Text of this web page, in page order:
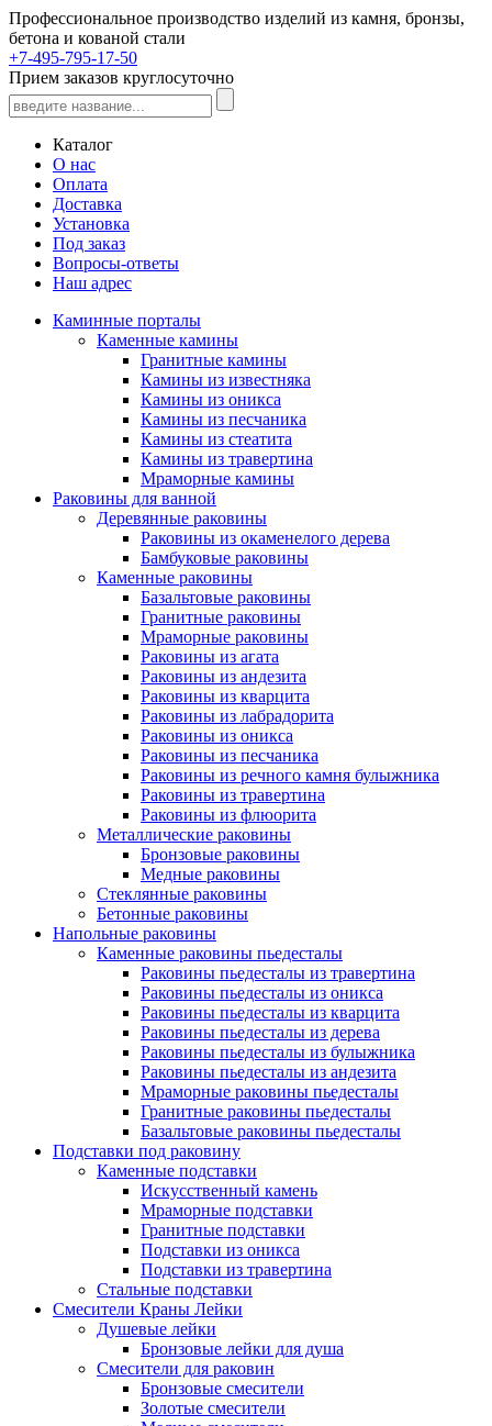
Профессиональное производство изделий из камня, бронзы,
бетона и кованой стали
+7-495-795-17-50
Прием заказов круглосуточно
Каталог
О нас
Оплата
Доставка
Установка
Под заказ
Вопросы-ответы
Наш адрес
Каминные порталы
Каменные камины
Гранитные камины
Камины из известняка
Камины из оникса
Камины из песчаника
Камины из стеатита
Камины из травертина
Мраморные камины
Раковины для ванной
Деревянные раковины
Раковины из окаменелого дерева
Бамбуковые раковины
Каменные раковины
Базальтовые раковины
Гранитные раковины
Мраморные раковины
Раковины из агата
Раковины из андезита
Раковины из кварцита
Раковины из лабрадорита
Раковины из оникса
Раковины из песчаника
Раковины из речного камня булыжника
Раковины из травертина
Раковины из флюорита
Металлические раковины
Бронзовые раковины
Медные раковины
Стеклянные раковины
Бетонные раковины
Напольные раковины
Каменные раковины пьедесталы
Раковины пьедесталы из травертина
Раковины пьедесталы из оникса
Раковины пьедесталы из кварцита
Раковины пьедесталы из дерева
Раковины пьедесталы из булыжника
Раковины пьедесталы из андезита
Мраморные раковины пьедесталы
Гранитные раковины пьедесталы
Базальтовые раковины пьедесталы
Подставки под раковину
Каменные подставки
Искусственный камень
Мраморные подставки
Гранитные подставки
Подставки из оникса
Подставки из травертина
Стальные подставки
Смесители Краны Лейки
Душевые лейки
Бронзовые лейки для душа
Смесители для раковин
Бронзовые смесители
Золотые смесители